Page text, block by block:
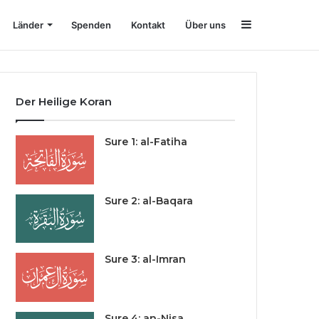
Länder Spenden Kontakt Über uns
Der Heilige Koran
Sure 1: al-Fatiha
Sure 2: al-Baqara
Sure 3: al-Imran